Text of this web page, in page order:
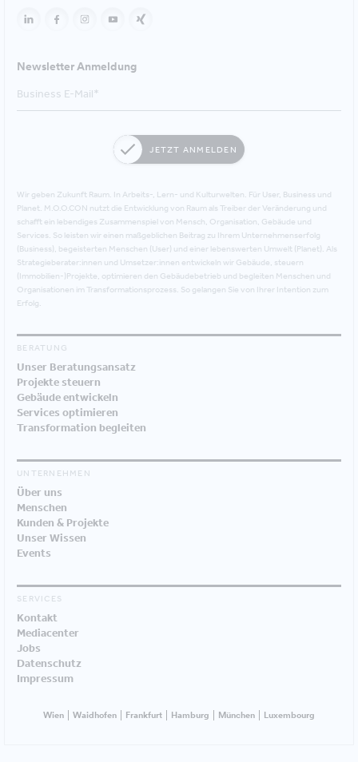
Newsletter Anmeldung
JETZT ANMELDEN
Wir geben Zukunft Raum. In Arbeits-, Lern- und Kulturwelten. Für User, Business und
Planet. M.O.O.CON nutzt die Entwicklung von Raum als Treiber der Veränderung und
schafft ein lebendiges Zusammenspiel von Mensch, Organisation, Gebäude und
Services. So leisten wir einen maßgeblichen Beitrag zu Ihrem Unternehmenserfolg
(Business), begeisterten Menschen (User) und einer lebenswerten Umwelt (Planet). Als
Strategieberater:innen und Umsetzer:innen entwickeln wir Gebäude, steuern
(Immobilien-)Projekte, optimieren den Gebäudebetrieb und begleiten Menschen und
Organisationen im Transformationsprozess. So gelangen Sie von Ihrer Intention zum
Erfolg.
BERATUNG
Unser Beratungsansatz
Projekte steuern
Gebäude entwickeln
Services optimieren
Transformation begleiten
UNTERNEHMEN
Über uns
Menschen
Kunden & Projekte
Unser Wissen
Events
SERVICES
Kontakt
Mediacenter
Jobs
Datenschutz
Impressum
Wien Waidhofen Frankfurt Hamburg München Luxembourg